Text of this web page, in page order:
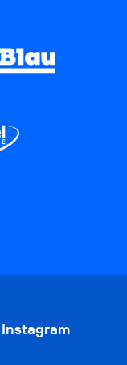
Instagram